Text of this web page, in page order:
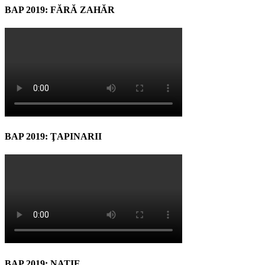
BAP 2019: FĂRĂ ZAHĂR
BAP 2019: ŢAPINARII